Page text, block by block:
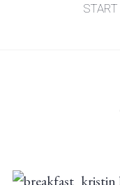
START